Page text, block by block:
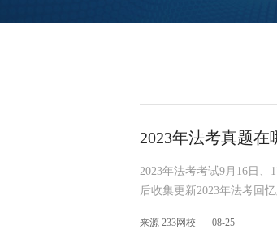
2023年法考真题在
2023年法考考试9月16日
后收集更新2023年法考回
来源 233网校 08-25